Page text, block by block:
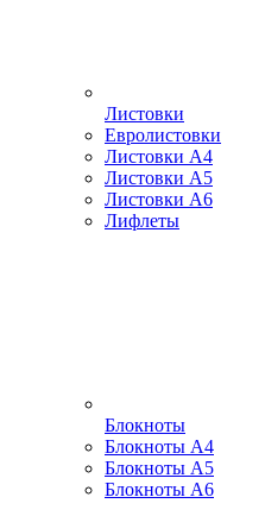
Листовки
Евролистовки
Листовки А4
Листовки А5
Листовки А6
Лифлеты
Блокноты
Блокноты А4
Блокноты А5
Блокноты А6